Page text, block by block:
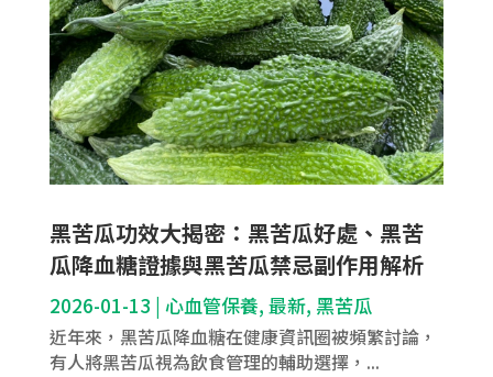
黑苦瓜功效大揭密：黑苦瓜好處、黑苦
瓜降血糖證據與黑苦瓜禁忌副作用解析
2026-01-13 | 心血管保養, 最新, 黑苦瓜
近年來，黑苦瓜降血糖在健康資訊圈被頻繁討論，
有人將黑苦瓜視為飲食管理的輔助選擇，...